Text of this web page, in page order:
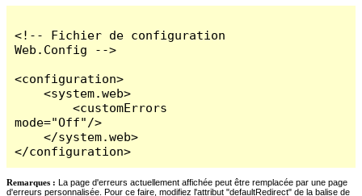
<!-- Fichier de configuration
Web.Config -->
<configuration>
    <system.web>
        <customErrors
mode="Off"/>
    </system.web>
</configuration>
Remarques : La page d'erreurs actuellement affichée peut être remplacée par une page
d'erreurs personnalisée. Pour ce faire, modifiez l'attribut "defaultRedirect" de la balise de